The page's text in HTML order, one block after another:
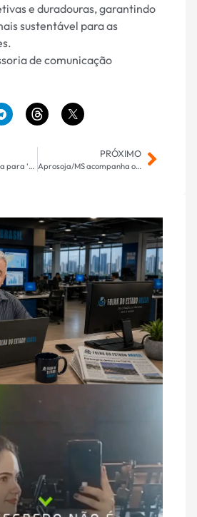
e duradouras, garantindo
sustentável para as
de comunicação
Mãe que matou filha para ‘tirar chip da besta’ vai cumprir pena no semiaberto
PRÓXIMO
Aprosoja/MS acompanha o início das instalações das novas estações meteorológicas de Mato Grosso do Sul